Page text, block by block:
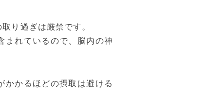
り過ぎは厳禁です。
まれているので、脳内の神
かかるほどの摂取は避ける